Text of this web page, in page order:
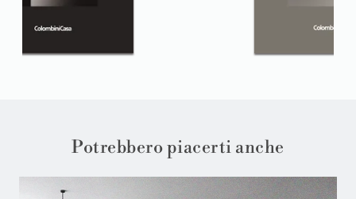
Potrebbero piacerti anche